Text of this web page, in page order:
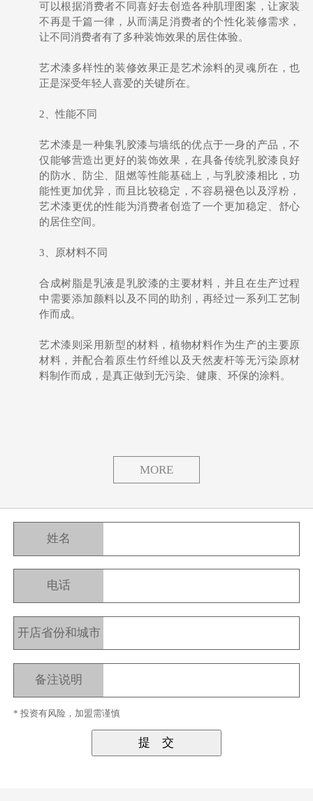
可以根据消费者不同喜好去创造各种肌理图案，让家装
不再是千篇一律，从而满足消费者的个性化装修需求，
让不同消费者有了多种装饰效果的居住体验。
艺术漆多样性的装修效果正是艺术涂料的灵魂所在，也
正是深受年轻人喜爱的关键所在。
2、性能不同
艺术漆是一种集乳胶漆与墙纸的优点于一身的产品，不
仅能够营造出更好的装饰效果，在具备传统乳胶漆良好
的防水、防尘、阻燃等性能基础上，与乳胶漆相比，功
能性更加优异，而且比较稳定，不容易褪色以及浮粉，
艺术漆更优的性能为消费者创造了一个更加稳定、舒心
的居住空间。
3、原材料不同
合成树脂是乳液是乳胶漆的主要材料，并且在生产过程
中需要添加颜料以及不同的助剂，再经过一系列工艺制
作而成。
艺术漆则采用新型的材料，植物材料作为生产的主要原
材料，并配合着原生竹纤维以及天然麦杆等无污染原材
料制作而成，是真正做到无污染、健康、环保的涂料。
MORE
姓名
电话
开店省份和城市
备注说明
* 投资有风险，加盟需谨慎